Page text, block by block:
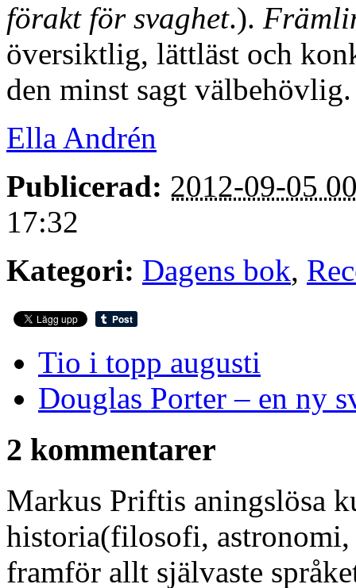
förakt för svaghet.).
översiktlig, lättläst och
den minst sagt välbehövlig.
Ella Andrén
Publicerad: 2012-09-05
17:32
Kategori: Dagens bok,
Tio i topp augusti
Douglas Porter – en ny
2 kommentarer
Markus Priftis aningslösa
historia(filosofi, astronomi,
framför allt självaste